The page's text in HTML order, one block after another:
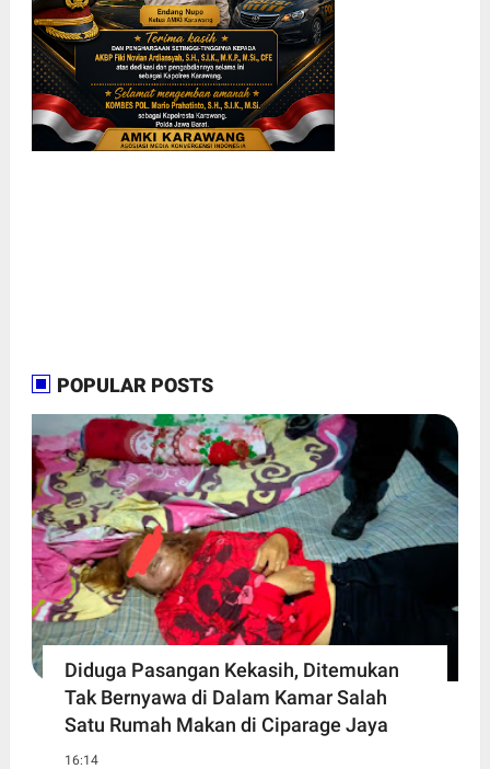
POPULAR POSTS
Diduga Pasangan Kekasih, Ditemukan
Tak Bernyawa di Dalam Kamar Salah
Satu Rumah Makan di Ciparage Jaya
16:14